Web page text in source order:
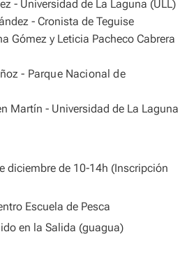
- Universidad de La Laguna (ULL)
- Cronista de Teguise
Gómez y Leticia Pacheco Cabrera
- Parque Nacional de
Martín - Universidad de La Laguna
diciembre de 10-14h (Inscripción
Escuela de Pesca
en la Salida (guagua)